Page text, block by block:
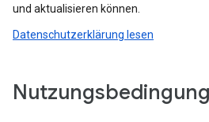
und aktualisieren können.
Datenschutzerklärung lesen